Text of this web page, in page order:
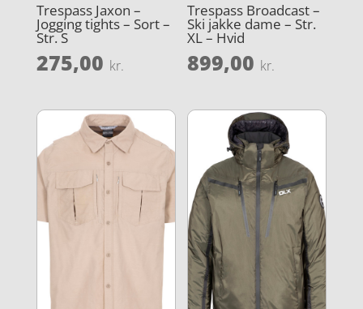
Trespass Jaxon –
Jogging tights – Sort –
Str. S
275,00 kr.
Trespass Broadcast –
Ski jakke dame – Str.
XL – Hvid
899,00 kr.